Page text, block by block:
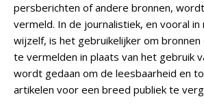
persberichten of andere bronnen,
vermeld. In de journalistiek, en vooral in
wijzelf, is het gebruikelijker om
te vermelden in plaats van het gebruik
wordt gedaan om de leesbaarheid en
artikelen voor een breed publiek te